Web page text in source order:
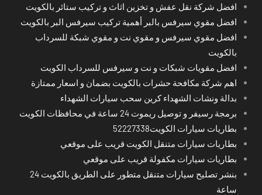
افضل شركة نقل عفش و تخزين اثاث و تركيب ستائر بالكويت
افضل مقوي سيرفس بالبر أهمية تركيب سيرفس البر بالكويت
افضل مقوي سيرفس و مقوي نت و مقوي شبكة للسرداب
بالكويت
افضل مقويات شبكات و نت و سيرفس للسرداب الكويت
اهم شركة مكافحة حشرات بالكويت بضمان و اسعار ممتازة
بدالة ونشات الشهداء كرين سحب سيارات الشهداء
برمجة رسيفر و توصيل ريموت 24 ساعة في محافظات الكويت
بطاريات سيارات الكويت52227338
بطاريات سيارات متنقل الكويت قريب على موقعي
بطاريات سيارات مكفولة قريب على موقعي
بنشر تصليح سيارات متنقل متطور على الطريق بالكويت 24
ساعة